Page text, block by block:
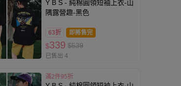
Y B S - 純棉圓領短袖上衣-山
隅露營趣-黑色
63折 即將售完
$339 $539
已售出 4
滿2件95折